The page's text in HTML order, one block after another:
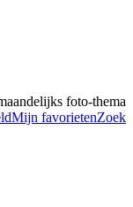
foto-thema
Mijn favorietenZoek